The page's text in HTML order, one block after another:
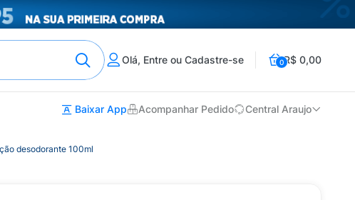
Olá, Entre ou Cadastre-se 0R$ 0,00
Baixar App Acompanhar Pedido Central Araujo
desodorante 100ml